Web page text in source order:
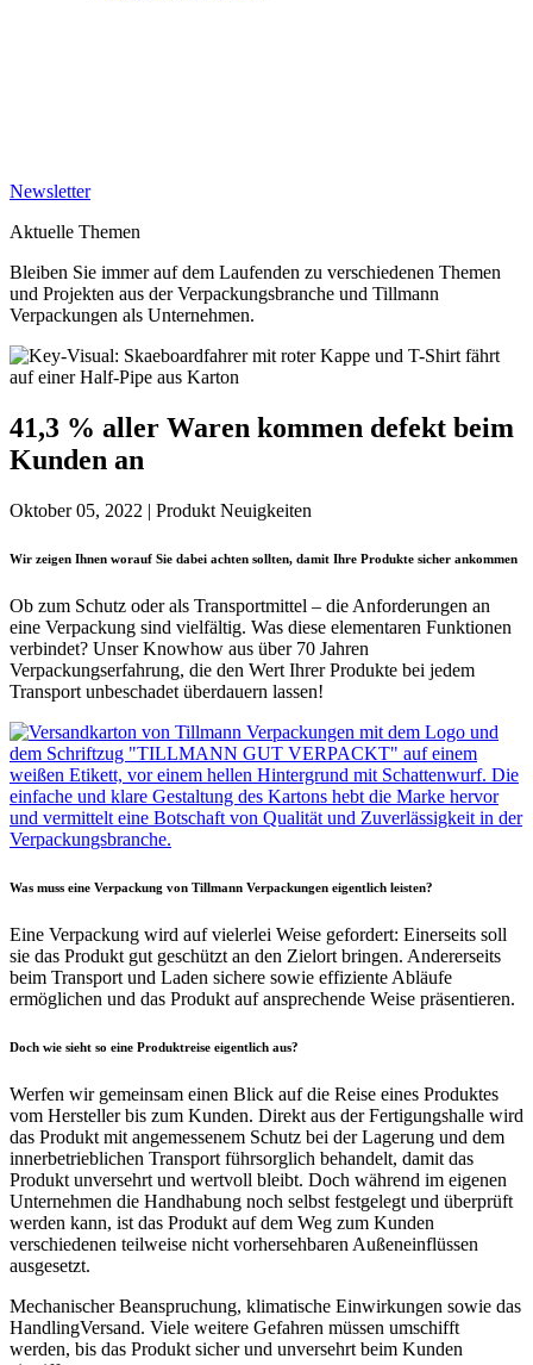
Newsletter
Aktuelle Themen
Bleiben Sie immer auf dem Laufenden zu verschiedenen Themen
und Projekten aus der Verpackungsbranche und Tillmann
Verpackungen als Unternehmen.
41,3 % aller Waren kommen defekt beim
Kunden an
Oktober 05, 2022 | Produkt Neuigkeiten
Wir zeigen Ihnen worauf Sie dabei achten sollten, damit Ihre Produkte sicher ankommen
Ob zum Schutz oder als Transportmittel – die Anforderungen an
eine Verpackung sind vielfältig. Was diese elementaren Funktionen
verbindet? Unser Knowhow aus über 70 Jahren
Verpackungserfahrung, die den Wert Ihrer Produkte bei jedem
Transport unbeschadet überdauern lassen!
Was muss eine Verpackung von Tillmann Verpackungen eigentlich leisten?
Eine Verpackung wird auf vielerlei Weise gefordert: Einerseits soll
sie das Produkt gut geschützt an den Zielort bringen. Andererseits
beim Transport und Laden sichere sowie effiziente Abläufe
ermöglichen und das Produkt auf ansprechende Weise präsentieren.
Doch wie sieht so eine Produktreise eigentlich aus?
Werfen wir gemeinsam einen Blick auf die Reise eines Produktes
vom Hersteller bis zum Kunden. Direkt aus der Fertigungshalle wird
das Produkt mit angemessenem Schutz bei der Lagerung und dem
innerbetrieblichen Transport führsorglich behandelt, damit das
Produkt unversehrt und wertvoll bleibt. Doch während im eigenen
Unternehmen die Handhabung noch selbst festgelegt und überprüft
werden kann, ist das Produkt auf dem Weg zum Kunden
verschiedenen teilweise nicht vorhersehbaren Außeneinflüssen
ausgesetzt.
Mechanischer Beanspruchung, klimatische Einwirkungen sowie das
HandlingVersand. Viele weitere Gefahren müssen umschifft
werden, bis das Produkt sicher und unversehrt beim Kunden